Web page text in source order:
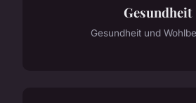
Gesundheit
Gesundheit und